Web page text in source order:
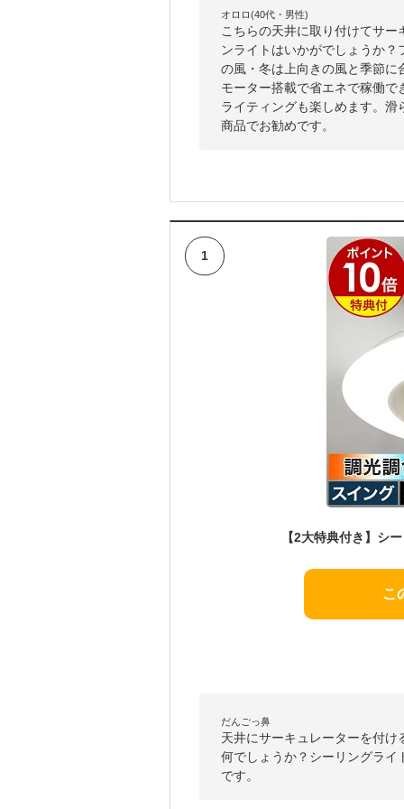
オロロ(40代・男性)
こちらの天井に取り付けてサ
ンライトはいかがでしょうか
の風・冬は上向きの風と季節
モーター搭載で省エネで稼働
ライティングも楽しめます。
商品でお勧めです。
1
こ
だんごっ鼻
天井にサーキュレーターを付
何でしょうか？シーリングラ
です。